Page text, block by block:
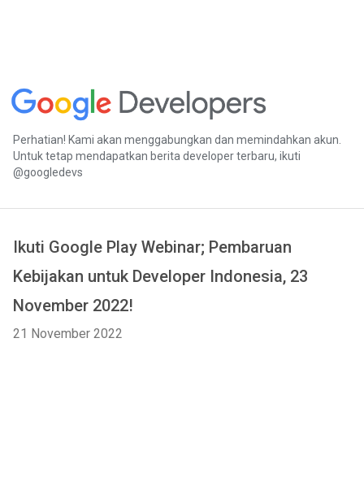
Perhatian! Kami akan menggabungkan dan memindahkan akun.
Untuk tetap mendapatkan berita developer terbaru, ikuti
@googledevs
Ikuti Google Play Webinar; Pembaruan
Kebijakan untuk Developer Indonesia, 23
November 2022!
21 November 2022